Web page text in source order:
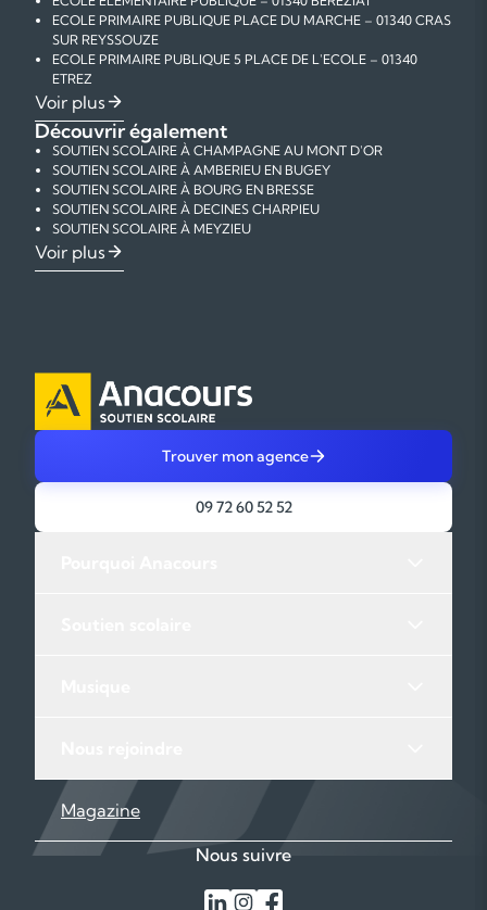
ECOLE PRIMAIRE PUBLIQUE PLACE DU MARCHE – 01340 CRAS
SUR REYSSOUZE
ECOLE PRIMAIRE PUBLIQUE 5 PLACE DE L'ECOLE – 01340
ETREZ
ECOLE PRIMAIRE PUBLIQUE – 01340 FOISSIAT
ECOLE PRIMAIRE PUBLIQUE 50 CHEMIN DE L'ECOLE – 01340
JAYAT
ECOLE PRIMAIRE PUBLIQUE – 01340 MALAFRETAZ
ECOLE PRIMAIRE PUBLIQUE – 01340 MARSONNAS
COLLEGE 333 RUE DE L'HUPPE – 01340 MONTREVEL EN
BRESSE
ECOLE ELEMENTAIRE PUBLIQUE 54 GRANDE RUE – 01340
MONTREVEL EN BRESSE
ECOLE MATERNELLE PUBLIQUE RUE CHARRIERE BASSE –
Voir plus
Découvrir également
SOUTIEN SCOLAIRE À CHAMPAGNE AU MONT D'OR
SOUTIEN SCOLAIRE À AMBERIEU EN BUGEY
SOUTIEN SCOLAIRE À BOURG EN BRESSE
SOUTIEN SCOLAIRE À DECINES CHARPIEU
SOUTIEN SCOLAIRE À MEYZIEU
SOUTIEN SCOLAIRE À ECULLY
SOUTIEN SCOLAIRE À STE FOY LES LYON
SOUTIEN SCOLAIRE À BRON
SOUTIEN SCOLAIRE À OULLINS
SOUTIEN SCOLAIRE À CALUIRE ET CUIRE
SOUTIEN SCOLAIRE À LYON
Voir plus
Trouver mon agence
09 72 60 52 52
Magazine
Nous suivre